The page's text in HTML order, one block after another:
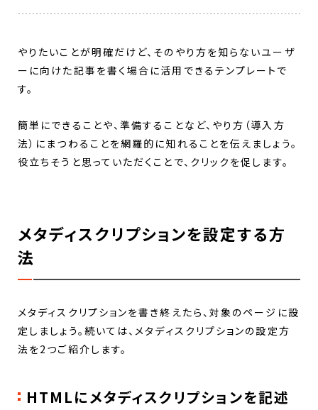
やりたいことが明確だけど、そのやり方を知らないユーザ
ーに向けた記事を書く場合に活用できるテンプレートで
す。
簡単にできることや、準備することなど、やり方（導入方
法）にまつわることを網羅的に知れることを伝えましょう。
役立ちそうと思っていただくことで、クリックを促します。
メタディスクリプションを設定する方
法
メタディスクリプションを書き終えたら、対象のページに設
定しましょう。続いては、メタディスクリプションの設定方
法を2つご紹介します。
HTMLにメタディスクリプションを記述